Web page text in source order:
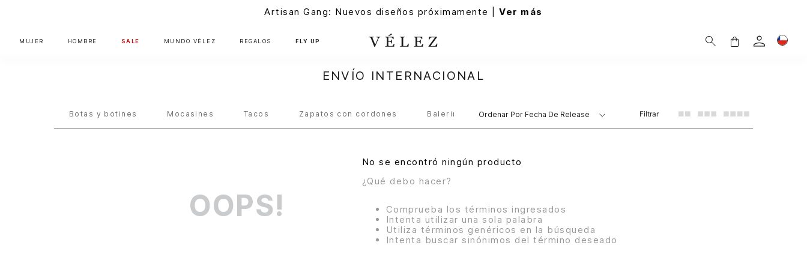
Artisan Gang: Nuevos diseños próximamente |Ver más
MUJER HOMBRE SALE MUNDO VÉLEZ REGALOS FLY UP
ENVÍO INTERNACIONAL
Botas y botines Mocasines Tacos Zapatos con cordones Balerinas Ordenar Por Fecha De Release Filtrar
OOPS!
No se encontró ningún producto
¿Qué debo hacer?
Comprueba los términos ingresados
Intenta utilizar una sola palabra
Utiliza términos genéricos en la búsqueda
Intenta buscar sinónimos del término deseado